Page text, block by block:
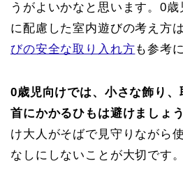
うがよいかなと思います。0
に配慮した室内遊びの考え方は
びの安全な取り入れ方も参考
0歳児向けでは、小さな飾り、
首にかかるひもは避けましょう
け大人がそばで見守りながら
なしにしないことが大切です。